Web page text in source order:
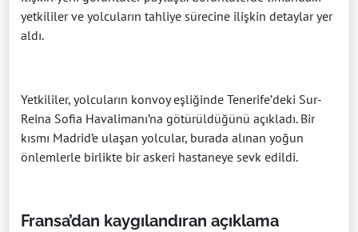
yetkililer ve yolcuların tahliye sürecine ilişkin detaylar yer
aldı.
Yetkililer, yolcuların konvoy eşliğinde Tenerife’deki Sur-
Reina Sofia Havalimanı’na götürüldüğünü açıkladı. Bir
kısmı Madrid’e ulaşan yolcular, burada alınan yoğun
önlemlerle birlikte bir askeri hastaneye sevk edildi.
Fransa’dan kaygılandıran açıklama